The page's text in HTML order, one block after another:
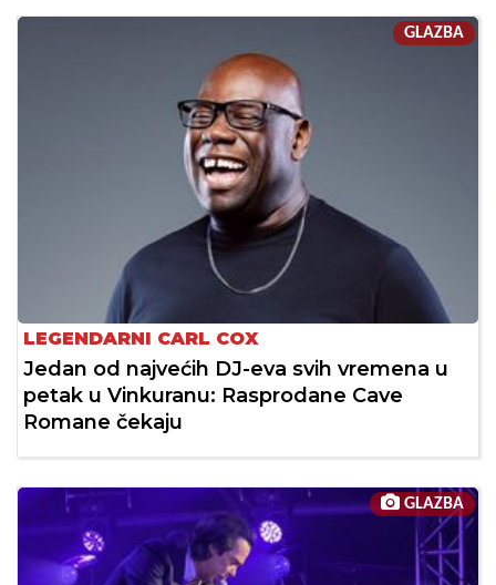
GLAZBA
LEGENDARNI CARL COX
Jedan od najvećih DJ-eva svih vremena u
petak u Vinkuranu: Rasprodane Cave
Romane čekaju
GLAZBA